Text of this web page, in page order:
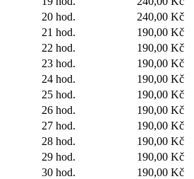
20 hod.
240,00 Kč
21 hod.
190,00 Kč
22 hod.
190,00 Kč
23 hod.
190,00 Kč
24 hod.
190,00 Kč
25 hod.
190,00 Kč
26 hod.
190,00 Kč
27 hod.
190,00 Kč
28 hod.
190,00 Kč
29 hod.
190,00 Kč
30 hod.
190,00 Kč